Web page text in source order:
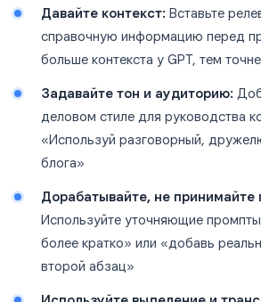
Давайте контекст: Вставьте
справочную информацию перед
больше контекста у GPT, тем
Задавайте тон и аудиторию:
деловом стиле для руководства
«Используй разговорный,
блога»
Дорабатывайте, не принимайте
Используйте уточняющие
более кратко» или «добавь
второй абзац»